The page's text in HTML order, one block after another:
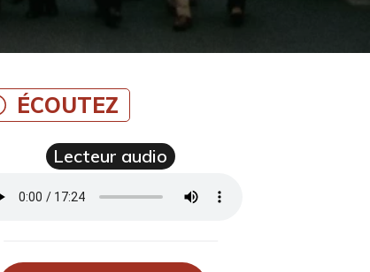
ÉCOUTEZ
Lecteur audio